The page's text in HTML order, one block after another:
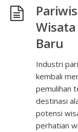
Wisata
Baru
Industri
kembali
pemulihan
destinasi
potensi
perhatian